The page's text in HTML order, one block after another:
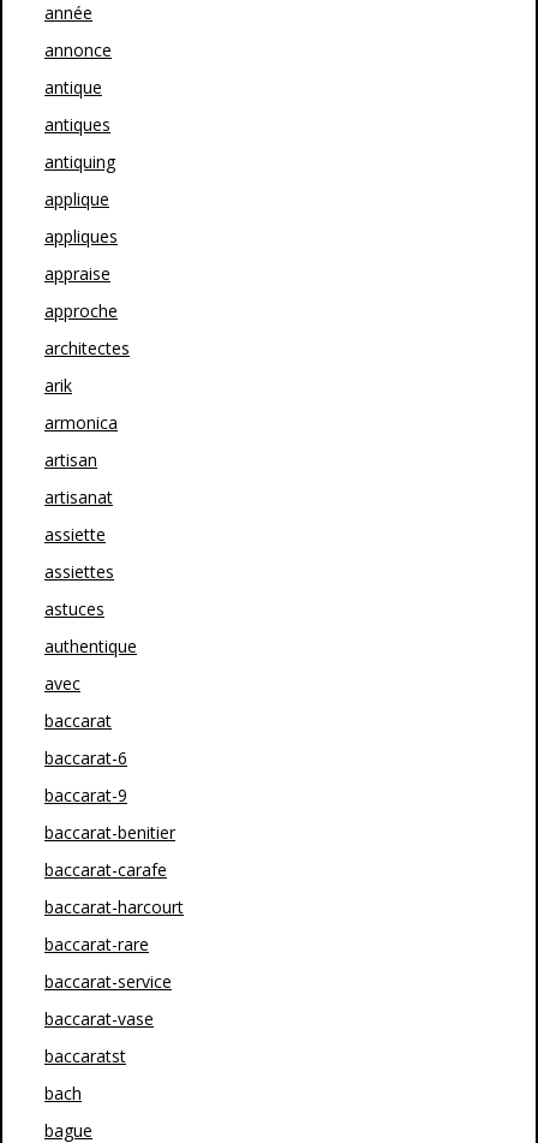
année
annonce
antique
antiques
antiquing
applique
appliques
appraise
approche
architectes
arik
armonica
artisan
artisanat
assiette
assiettes
astuces
authentique
avec
baccarat
baccarat-6
baccarat-9
baccarat-benitier
baccarat-carafe
baccarat-harcourt
baccarat-rare
baccarat-service
baccarat-vase
baccaratst
bach
bague